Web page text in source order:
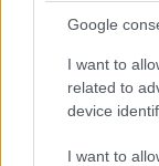
Google
I want to
related to
device
I want to
Születésnapot)